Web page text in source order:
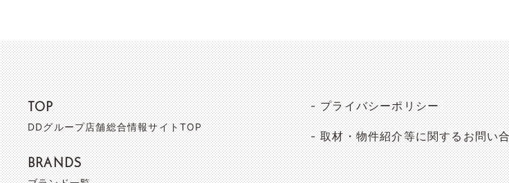
TOP
DDグループ店舗総合情報サイトTOP
BRANDS
プライバシーポリシー
取材・物件紹介等に関するお問い